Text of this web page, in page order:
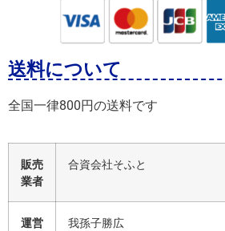
送料について
全国一律800円の送料です
販売
業者
合資会社そふと
運営
我孫子勝広